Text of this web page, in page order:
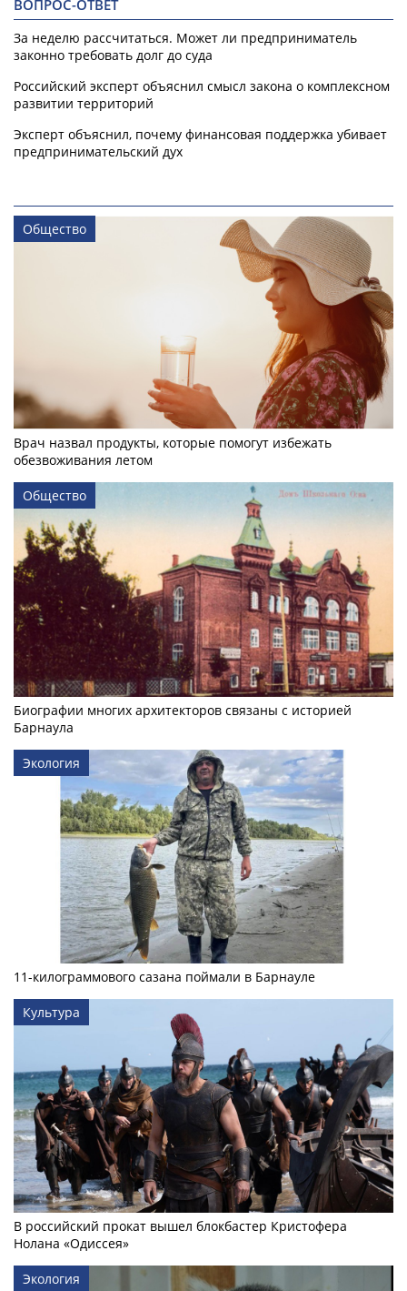
ВОПРОС-ОТВЕТ
За неделю рассчитаться. Может ли предприниматель
законно требовать долг до суда
Российский эксперт объяснил смысл закона о комплексном
развитии территорий
Эксперт объяснил, почему финансовая поддержка убивает
предпринимательский дух
Общество
Врач назвал продукты, которые помогут избежать
обезвоживания летом
Общество
Биографии многих архитекторов связаны с историей
Барнаула
Экология
11-килограммового сазана поймали в Барнауле
Культура
В российский прокат вышел блокбастер Кристофера
Нолана «Одиссея»
Экология